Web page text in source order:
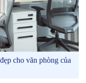
cho văn phòng của